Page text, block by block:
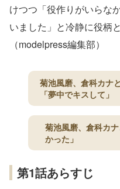
けつつ「役作りがいらな
いました」と冷静に役柄
（modelpress編集部）
菊池風磨、倉科カナ
「夢中でキスして」
菊池風磨、倉科カ
かった」
第1話あらすじ